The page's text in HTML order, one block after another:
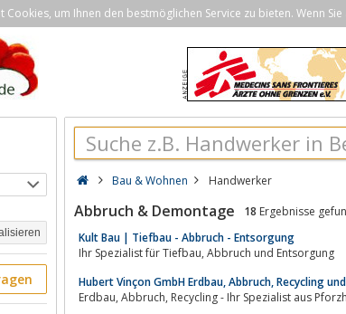
um Ihnen den bestmöglichen Service zu bieten. Wenn
Bau & Wohnen Handwerker
Abbruch & Demontage 18 Ergebnisse
Kult Bau | Tiefbau - Abbruch - Entsorgung
Ihr Spezialist für Tiefbau, Abbruch und Entsorgung
Hubert Vinçon GmbH Erdbau, Abbruch, Recycling
Erdbau, Abbruch, Recycling - Ihr